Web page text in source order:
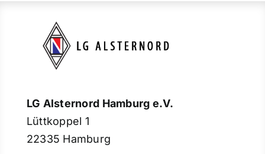
LG Alsternord Hamburg e.V.
Lüttkoppel 1
22335 Hamburg